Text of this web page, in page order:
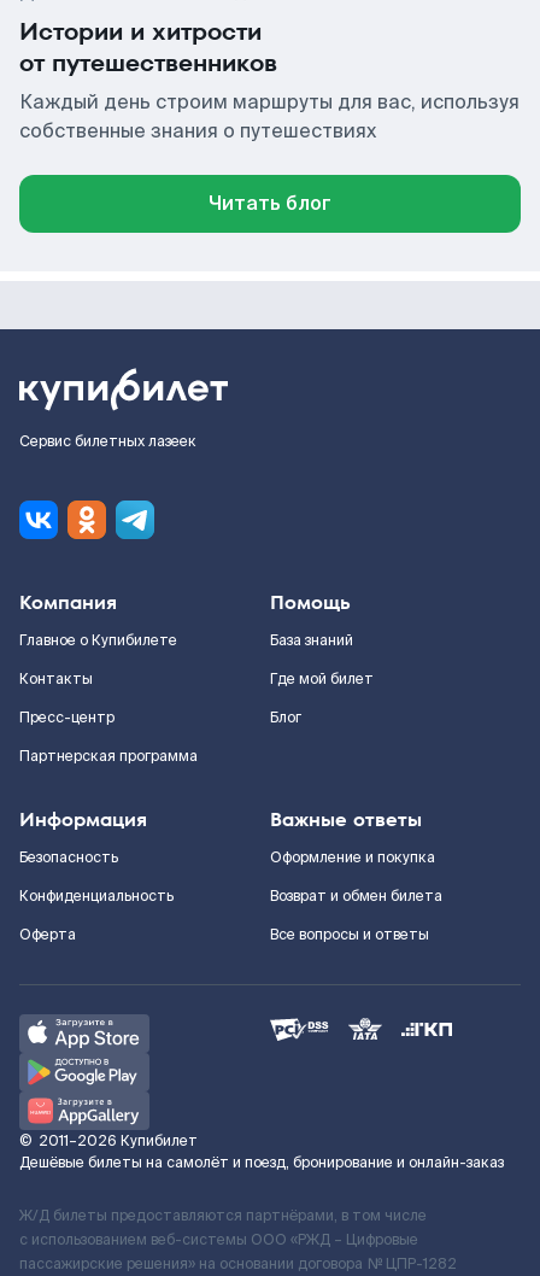
Истории и хитрости
от путешественников
Каждый день строим маршруты для вас, используя
собственные знания о путешествиях
Читать блог
Сервис билетных лазеек
Компания
Главное о Купибилете
Контакты
Пресс-центр
Партнерская программа
Помощь
База знаний
Где мой билет
Блог
Информация
Безопасность
Конфиденциальность
Оферта
Важные ответы
Оформление и покупка
Возврат и обмен билета
Все вопросы и ответы
© 2011–2026 Купибилет
Дешёвые билеты на самолёт и поезд, бронирование и онлайн-заказ
Ж/Д билеты предоставляются партнёрами, в том числе
с использованием веб-системы ООО «РЖД – Цифровые
пассажирские решения» на основании договора № ЦПР-1282